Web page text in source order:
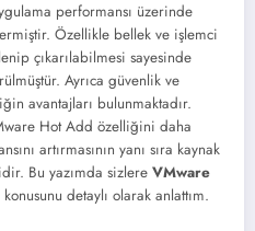
performansı üzerinde
Özellikle bellek ve işlemci
çıkarılabilmesi sayesinde
Ayrıca güvenlik ve
avantajları bulunmaktadır.
Hot Add özelliğini daha
artırmasının yanı sıra kaynak
Bu yazımda sizlere VMware
konusunu detaylı olarak anlattım.